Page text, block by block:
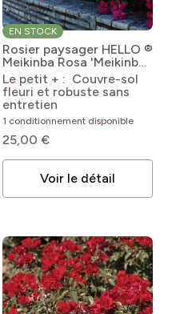
EN STOCK
Rosier paysager HELLO ®
Meikinba Rosa 'Meikinba'
HELLO®
Le petit + : Couvre-sol
fleuri et robuste sans
entretien
1 conditionnement disponible
25,00 €
Voir le détail